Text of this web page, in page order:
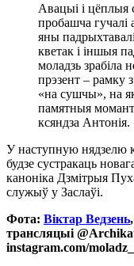
Авацыі і цёплыя
пробашча гучалі
яны
кветак і іншыя
моладзь зрабіла
прэзент – рамку
«на сушчы», на
памятныя
ксяндза Антонія.
У наступную нядзелю
будзе сустракаць
каноніка Дзмітрыя
служыў у Заслаўі.
Фота: Віктар Ведзень
трансляцыі
instagram.com/